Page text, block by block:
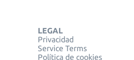
LEGAL
Privacidad
Service Terms
Política de cookies